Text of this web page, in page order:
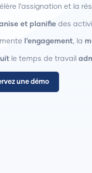
l’assignation et la
et planifie des
l’engagement, la
le temps de travail
une démo